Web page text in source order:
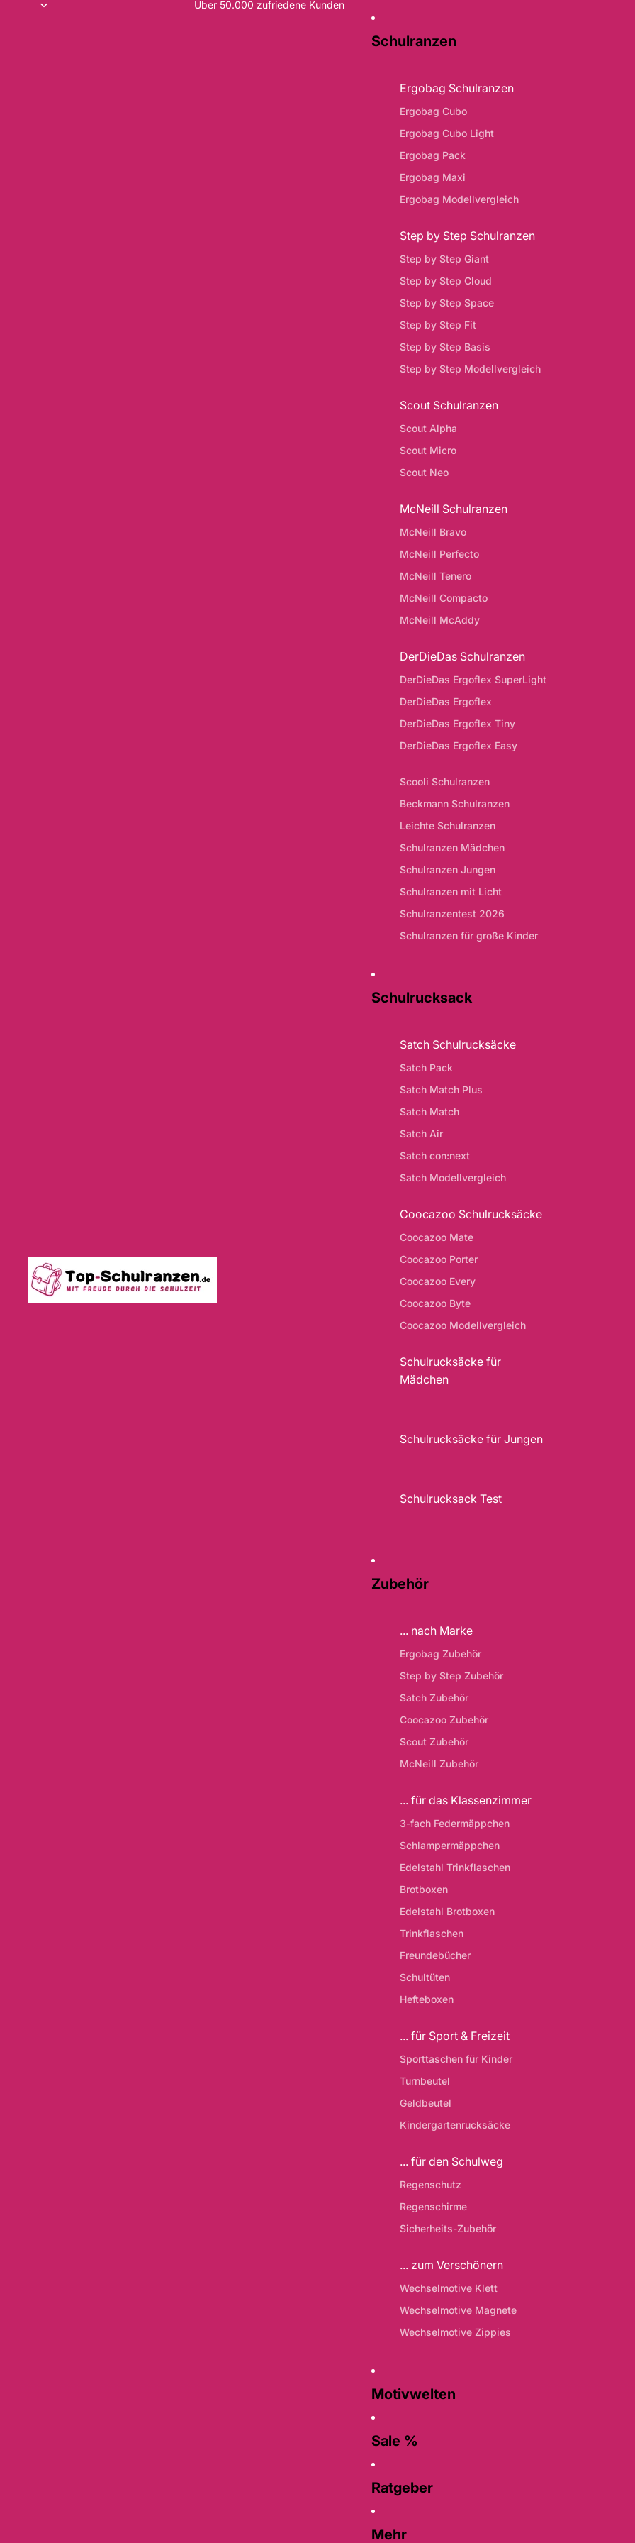
Über 50.000 zufriedene Kunden
Schulranzen
Ergobag Schulranzen
Ergobag Cubo
Ergobag Cubo Light
Ergobag Pack
Ergobag Maxi
Ergobag Modellvergleich
Step by Step Schulranzen
Step by Step Giant
Step by Step Cloud
Step by Step Space
Step by Step Fit
Step by Step Basis
Step by Step Modellvergleich
Scout Schulranzen
Scout Alpha
Scout Micro
Scout Neo
McNeill Schulranzen
McNeill Bravo
McNeill Perfecto
McNeill Tenero
McNeill Compacto
McNeill McAddy
DerDieDas Schulranzen
DerDieDas Ergoflex SuperLight
DerDieDas Ergoflex
DerDieDas Ergoflex Tiny
DerDieDas Ergoflex Easy
Scooli Schulranzen
Beckmann Schulranzen
Leichte Schulranzen
Schulranzen Mädchen
Schulranzen Jungen
Schulranzen mit Licht
Schulranzentest 2026
Schulranzen für große Kinder
Schulrucksack
Satch Schulrucksäcke
Satch Pack
Satch Match Plus
Satch Match
Satch Air
Satch con:next
Satch Modellvergleich
Coocazoo Schulrucksäcke
Coocazoo Mate
Coocazoo Porter
Coocazoo Every
Coocazoo Byte
Coocazoo Modellvergleich
Schulrucksäcke für
Mädchen
Schulrucksäcke für Jungen
Schulrucksack Test
Zubehör
... nach Marke
Ergobag Zubehör
Step by Step Zubehör
Satch Zubehör
Coocazoo Zubehör
Scout Zubehör
McNeill Zubehör
... für das Klassenzimmer
3-fach Federmäppchen
Schlampermäppchen
Edelstahl Trinkflaschen
Brotboxen
Edelstahl Brotboxen
Trinkflaschen
Freundebücher
Schultüten
Hefteboxen
... für Sport & Freizeit
Sporttaschen für Kinder
Turnbeutel
Geldbeutel
Kindergartenrucksäcke
... für den Schulweg
Regenschutz
Regenschirme
Sicherheits-Zubehör
... zum Verschönern
Wechselmotive Klett
Wechselmotive Magnete
Wechselmotive Zippies
Motivwelten
Sale %
Ratgeber
Mehr